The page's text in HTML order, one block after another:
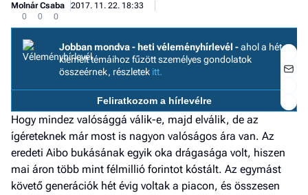
Molnár Csaba
2017. 11. 22. 18:33
0
0 0
Jobban mondva - heti véleményhírlevél -ahol a hét
kiemelt témáihoz fűzött személyes gondolatok
összeérnek, részletek itt.
Feliratkozom a hírlevélre
Hogy mindez valósággá válik-e, majd elválik, de az
ígéreteknek már most is nagyon valóságos ára van. Az
eredeti Aibo bukásának egyik oka drágasága volt, hiszen
mai áron több mint félmillió forintot kóstált. Az egymást
követő generációk hét évig voltak a piacon, és összesen